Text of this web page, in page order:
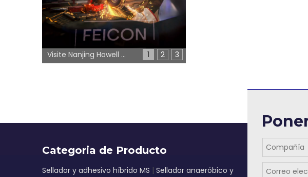
1 2 3
Visite Nanjing Howell en FEICON 2026 | Stand L025
Categoria de Producto
Sellador y adhesivo híbrido MS | Sellador anaeróbico y